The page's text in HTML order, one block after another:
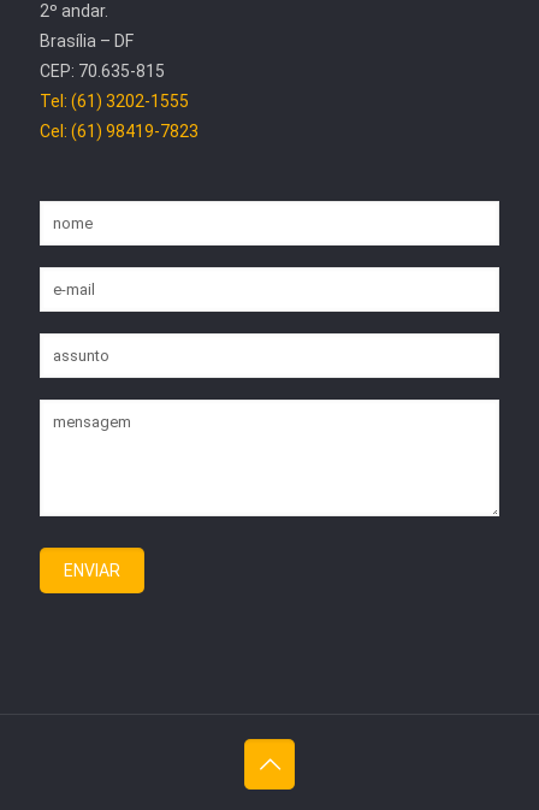
2º andar.
Brasília – DF
CEP: 70.635-815
Tel: (61) 3202-1555
Cel: (61) 98419-7823